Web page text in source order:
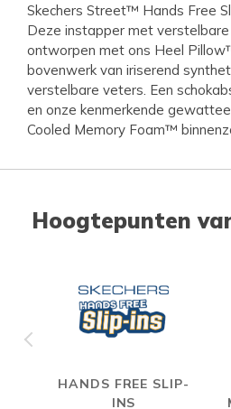
Skechers Street™ Hands Free
Deze instapper met verstelbare
ontworpen met ons Heel
bovenwerk van iriserend
verstelbare veters. Een
en onze kenmerkende
Cooled Memory Foam™
Hoogtepunten
HANDS FREE SLIP-
INS